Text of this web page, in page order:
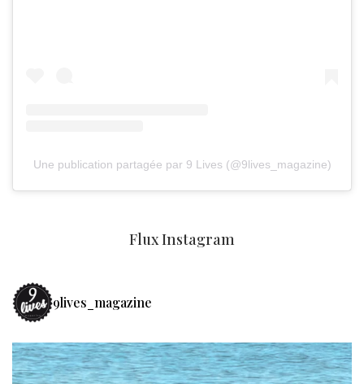
Une publication partagée par 9 Lives (@9lives_magazine)
Flux Instagram
9lives_magazine